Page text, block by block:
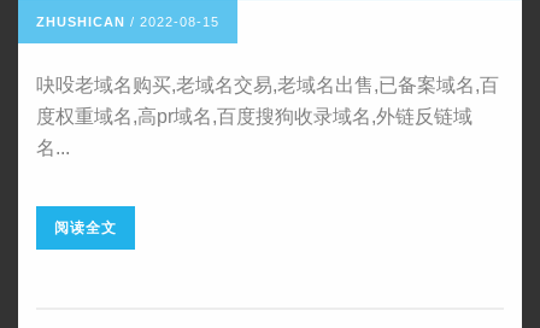
ZHUSHICAN / 2022-08-15
吷吺老域名购买,老域名交易,老域名出售,已备案域名,百
度权重域名,高pr域名,百度搜狗收录域名,外链反链域
名...
阅读全文